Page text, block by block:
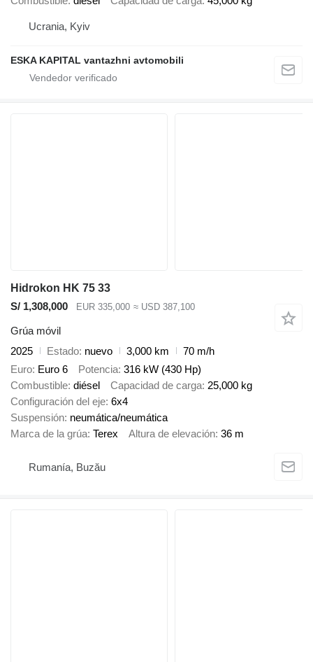
Ucrania, Kyiv
ESKA KAPITAL vantazhni avtomobili
Hidrokon HK 75 33
S/ 1,308,000
EUR 335,000 ≈ USD 387,100
Grúa móvil
2025
Estado nuevo 3,000 km
70 m/h
Euro Euro 6 Potencia 316 kW (430 Hp)
Combustible diésel Capacidad de carga 25,000 kg
Configuración del eje 6x4
Suspensión neumática/neumática
Marca de la grúa Terex Altura de elevación 36 m
Rumanía, Buzău